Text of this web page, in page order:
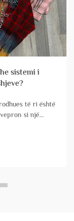
sistemi i
të ri është
si një